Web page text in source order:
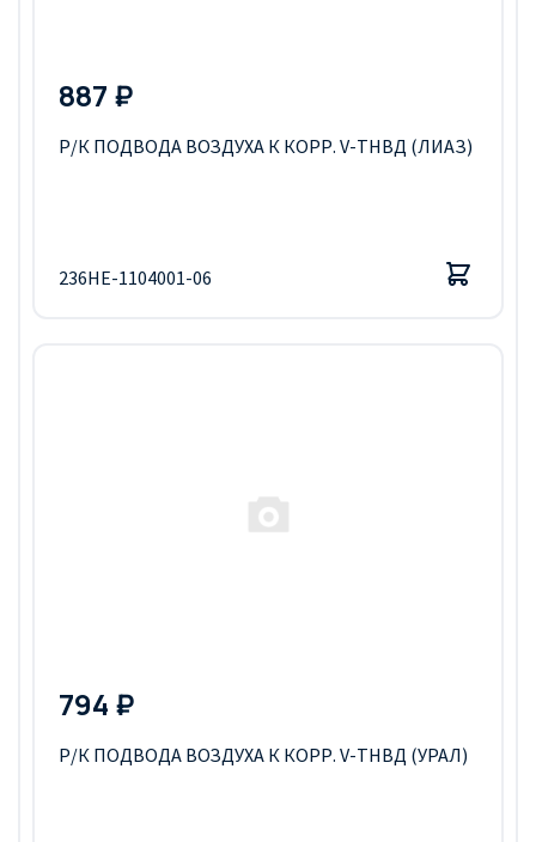
887 ₽
Р/К ПОДВОДА ВОЗДУХА К КОРР. V-ТНВД (ЛИАЗ)
236НЕ-1104001-06
794 ₽
Р/К ПОДВОДА ВОЗДУХА К КОРР. V-ТНВД (УРАЛ)